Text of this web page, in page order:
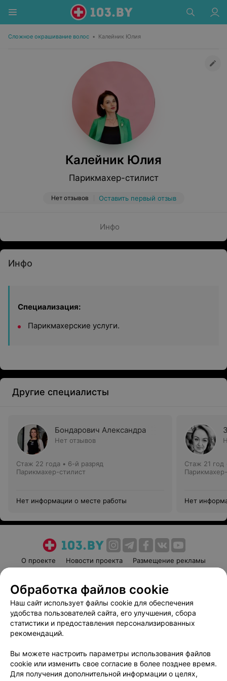
Сложное окрашивание волос • Калейник Юлия
Калейник Юлия
Парикмахер-стилист
Нет отзывов Оставить первый отзыв
Инфо
Инфо
Специализация:
Парикмахерские услуги.
Другие специалисты
Бондарович Александра
Нет отзывов
Стаж 22 года • 6-й разряд
Парикмахер-стилист
Нет информации о месте работы
Стаж 21 год
Нет
О проекте Новости проекта
Размещение рекламы
Пользовательское соглашение
Способы оплаты
Вакансии
Партнеры
Написать руководителю 103.by
Обработка персональных данных
Обработка файлов cookie
Наш сайт использует файлы cookie для обеспечения
удобства пользователей сайта, его улучшения, сбора
статистики и предоставления персонализированных
рекомендаций.
Вы можете настроить параметры использования файлов
cookie или изменить свое согласие в более позднее время.
Для получения дополнительной информации о целях,